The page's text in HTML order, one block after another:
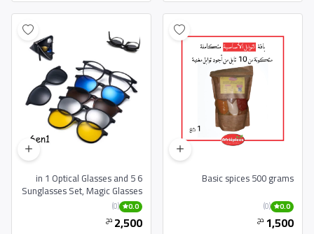
Basic spices 500 grams
0.0
(0)
1,500 دج
6 in 1 Optical Glasses and 5
Sunglasses Set, Magic Glasses
with Different Frames
0.0
(0)
2,500 دج